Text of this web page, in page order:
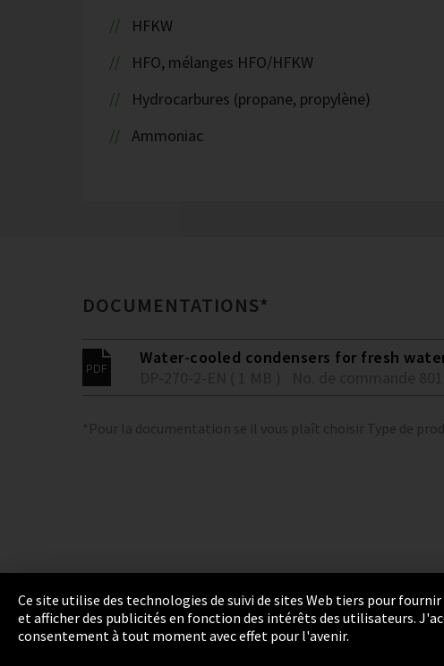
HFKW
HFO, mélanges HFO/HFKW
Hydrocarbures (propane, propylène)
Ammoniac
DOCUMENTATIONS*
Water-cooled condensers for fresh
*Pour la documentation se il vous plaît choisir Type de
Empreinte Politique de confidentialité
Ce site utilise des technologies de suivi de sites Web tiers pour
et afficher des publicités en fonction des intérêts des utilisateurs.
consentement à tout moment avec effet pour l'avenir.